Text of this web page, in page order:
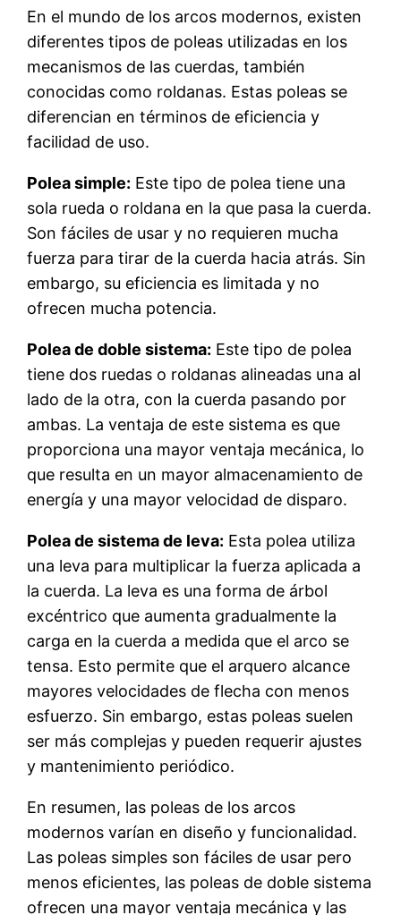
En el mundo de los arcos modernos, existen
diferentes tipos de poleas utilizadas en los
mecanismos de las cuerdas, también
conocidas como roldanas. Estas poleas se
diferencian en términos de eficiencia y
facilidad de uso.
Polea simple: Este tipo de polea tiene una
sola rueda o roldana en la que pasa la cuerda.
Son fáciles de usar y no requieren mucha
fuerza para tirar de la cuerda hacia atrás. Sin
embargo, su eficiencia es limitada y no
ofrecen mucha potencia.
Polea de doble sistema: Este tipo de polea
tiene dos ruedas o roldanas alineadas una al
lado de la otra, con la cuerda pasando por
ambas. La ventaja de este sistema es que
proporciona una mayor ventaja mecánica, lo
que resulta en un mayor almacenamiento de
energía y una mayor velocidad de disparo.
Polea de sistema de leva: Esta polea utiliza
una leva para multiplicar la fuerza aplicada a
la cuerda. La leva es una forma de árbol
excéntrico que aumenta gradualmente la
carga en la cuerda a medida que el arco se
tensa. Esto permite que el arquero alcance
mayores velocidades de flecha con menos
esfuerzo. Sin embargo, estas poleas suelen
ser más complejas y pueden requerir ajustes
y mantenimiento periódico.
En resumen, las poleas de los arcos
modernos varían en diseño y funcionalidad.
Las poleas simples son fáciles de usar pero
menos eficientes, las poleas de doble sistema
ofrecen una mayor ventaja mecánica y las